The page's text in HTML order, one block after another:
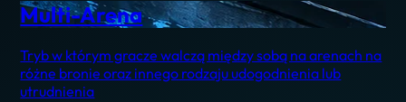
Multi-Arena
Tryb w którym gracze walczą między sobą na arenach na
różne bronie oraz innego rodzaju udogodnienia lub
utrudnienia